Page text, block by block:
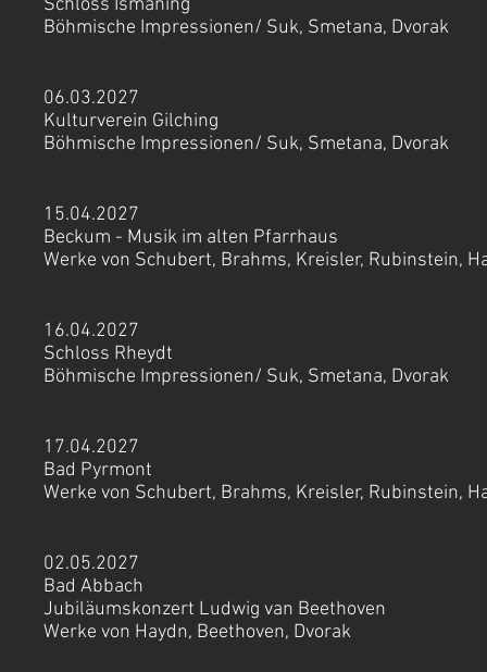
Schloss Ismaning
Böhmische Impressionen/ Suk, Smetana, Dvorak
06.03.2027
Kulturverein Gilching
Böhmische Impressionen/ Suk, Smetana, Dvorak
15.04.2027
Beckum - Musik im alten Pfarrhaus
Werke von Schubert, Brahms, Kreisler, Rubinstein,
16.04.2027
Schloss Rheydt
Böhmische Impressionen/ Suk, Smetana, Dvorak
17.04.2027
Bad Pyrmont
Werke von Schubert, Brahms, Kreisler, Rubinstein,
02.05.2027
Bad Abbach
Jubiläumskonzert Ludwig van Beethoven
Werke von Haydn, Beethoven, Dvorak